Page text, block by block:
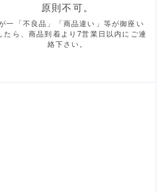
原則不可。
一「不良品」「商品違い」等が御座い
たら、商品到着より7営業日以内にご連
絡下さい。